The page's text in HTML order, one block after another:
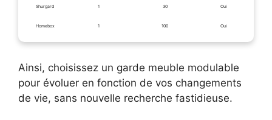
Shurgard 1 30 Oui
Homebox 1 100 Oui
Ainsi, choisissez un garde meuble modulable
pour évoluer en fonction de vos changements
de vie, sans nouvelle recherche fastidieuse.